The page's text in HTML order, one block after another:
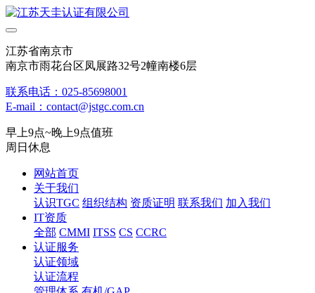
江苏省南京市
南京市雨花台区凤展路32号2幢南楼6层
联系电话：025-85698001
E-mail：contact@jstgc.com.cn
早上9点~晚上9点值班
周日休息
网站首页
关于我们
认识TGC 组织结构 资质证明 联系我们 加入我们
IT资质
全部 CMMI ITSS CS CCRC
认证服务
认证领域
认证流程